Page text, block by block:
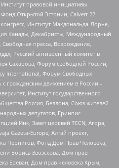
правовой инициативы
Открытой Эстонии, Calvert 22
Институт Макдональда-Лорье,
Канады, Декабристы, Международный
пресса, Возрождение,
Русский антивоенный комитет в
Сахарова, Форум свободной России,
International, Форум Свободных
гражданским движением в России –
Институт государственного
Россия, Беллона, Союз жителей
депутатов, Гринпис
Инк, Завет церквей TCCN, Агора,
Gazeta-Europe, Алтай проект,
Чернигов, Фонд Дом Прав Человека,
Бориса Звозскова, Дом прав
Ереван, Дом прав человека Крым,